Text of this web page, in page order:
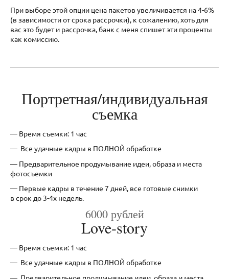
При выборе этой опции цена пакетов увеличивается на 4-6%
(в зависимости от срока рассрочки), к сожалению, хоть для
вас это будет и рассрочка, банк с меня спишет эти проценты
как комиссию.
Портретная/индивидуальная
съемка
— Время съемки: 1 час
— Все удачные кадры в ПОЛНОЙ обработке
— Предварительное продумывание идеи, образа и места
фотосъемки
— Первые кадры в течение 7 дней, все готовые снимки
в срок до 3-4х недель.
6000 рублей
Love-story
— Время съемки: 1 час
— Все удачные кадры в ПОЛНОЙ обработке